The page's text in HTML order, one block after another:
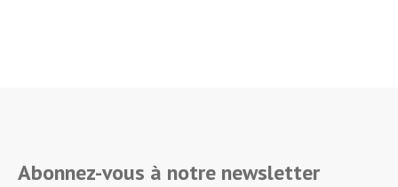
Abonnez-vous à notre newsletter